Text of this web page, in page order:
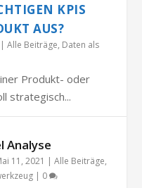
KPIS
AUS?
|Alle Beiträge, Daten als
Produkt- oder
strategisch...
Analyse
11, 2021 |Alle Beiträge,
| 0